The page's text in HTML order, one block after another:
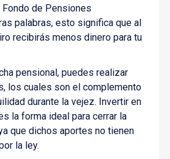
de Pensiones
palabras, esto significa que al
recibirás menos dinero para tu
pensional, puedes realizar
los cuales son el complemento
durante la vejez. Invertir en
la forma ideal para cerrar la
que dichos aportes no tienen
la ley.